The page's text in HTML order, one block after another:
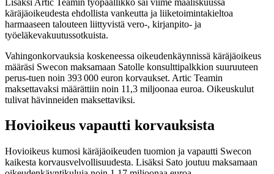
käräjäoikeudesta ehdollista vankeutta ja liiketoimintakieltoa
harmaaseen talouteen liittyvistä vero-, kirjanpito- ja
työeläkevakuutussotkuista.
Vahingonkorvauksia koskeneessa oikeudenkäynnissä käräjäoikeus
määräsi Swecon maksamaan Satolle konsulttipalkkion suuruuteen
perus-tuen noin 393 000 euron korvaukset. Artic Teamin
maksettavaksi määrättiin noin 11,3 miljoonaa euroa. Oikeuskulut
tulivat hävinneiden maksettaviksi.
Hovioikeus vapautti korvauksista
Hovioikeus kumosi käräjäoikeuden tuomion ja vapautti Swecon
kaikesta korvausvelvollisuudesta. Lisäksi Sato joutuu maksamaan